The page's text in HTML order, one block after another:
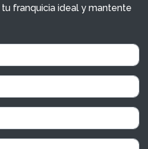
franquicia ideal y mantente